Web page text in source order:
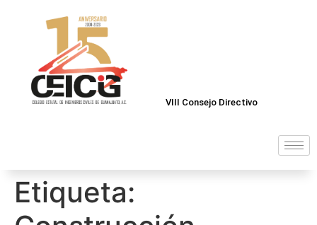
VIII Consejo Directivo
Etiqueta: